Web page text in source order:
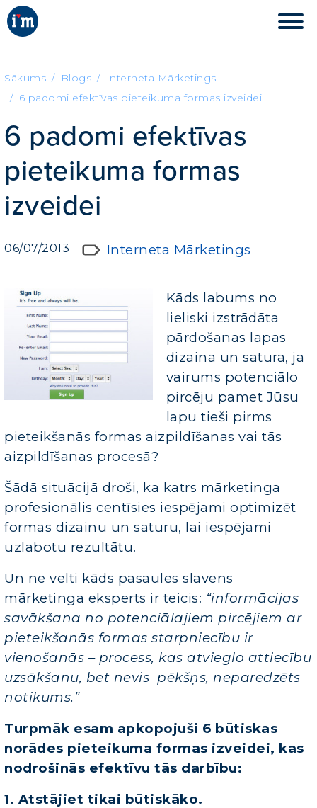
Sākums Blogs
Interneta Mārketings
6 padomi efektīvas pieteikuma formas izveidei
6 padomi efektīvas
pieteikuma formas
izveidei
06/07/2013 Interneta Mārketings
Kāds labums no
lieliski izstrādāta
pārdošanas lapas
dizaina un satura, ja
vairums potenciālo
pircēju pamet Jūsu
lapu tieši pirms
pieteikšanās formas aizpildīšanas vai tās
aizpildīšanas procesā?
Šādā situācijā droši, ka katrs mārketinga
profesionālis centīsies iespējami optimizēt
formas dizainu un saturu, lai iespējami
uzlabotu rezultātu.
Un ne velti kāds pasaules slavens
mārketinga eksperts ir teicis: “informācijas
savākšana no potenciālajiem pircējiem ar
pieteikšanās formas starpniecību ir
vienošanās – process, kas atvieglo attiecību
uzsākšanu, bet nevis pēkšņs, neparedzēts
notikums.”
Turpmāk esam apkopojuši 6 būtiskas
norādes pieteikuma formas izveidei, kas
nodrošinās efektīvu tās darbību:
1. Atstājiet tikai būtiskāko.